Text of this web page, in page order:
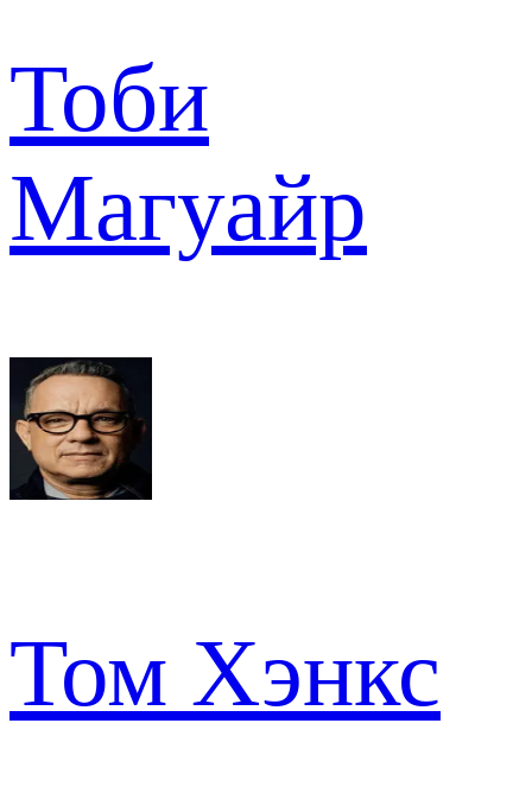
Тоби
Магуайр
Том Хэнкс